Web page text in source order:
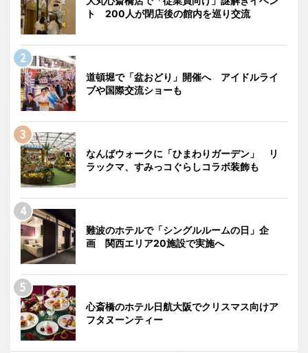
ト 200人が閉店後の館内を巡り交流
道頓堀で「盆おどり」開催へ アイドルライ
ブや国際交流ショーも
なんばウォークに「ひまわりガーデン」 リ
ラックマ、すみっコぐらしコラボ装飾も
難波のホテルで「シングルルームの日」企
画 関西エリア20施設で実施へ
心斎橋のホテル日航大阪でクリスマス向けア
フタヌーンティー